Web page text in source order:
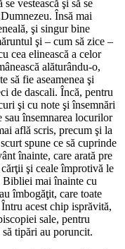
vestească şi să se
Însă mai
şi singur bine
şi – cum să zice –
cea elinească a celor
alăturându-o,
să fie aseamenea şi
de dascali. Încă, pentru
şi cu note şi însemnări
sau însemnarea locurilor
află scris, precum şi la
spune ce să cuprinde
înainte, care arată pre
şi ceale împrotivă le
Bibliei mai înainte cu
îmbogăţit, care toate
acest chip isprăvită,
sale, pentru
tipări au poruncit.